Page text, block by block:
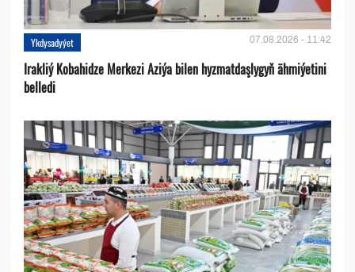
Ykdysadyýet 07.08.2026 - 11:42
Irakliý Kobahidze Merkezi Aziýa bilen hyzmatdaşlygyň ähmiýetini
belledi